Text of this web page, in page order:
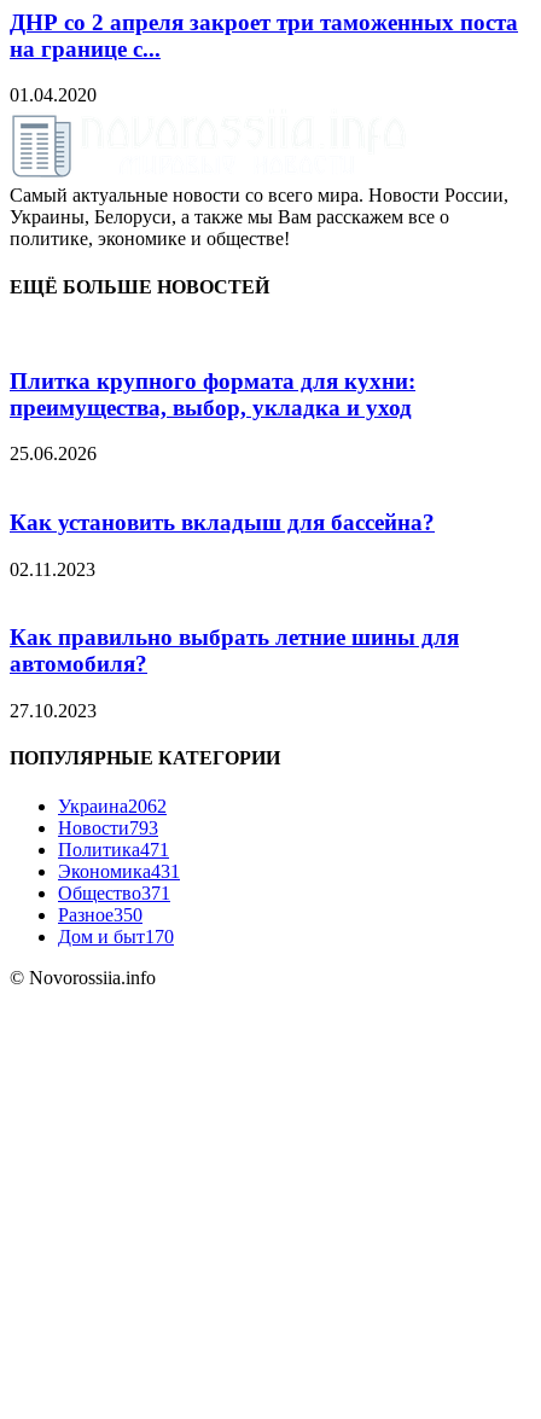
ДНР со 2 апреля закроет три таможенных поста
на границе с...
01.04.2020
Самый актуальные новости со всего мира. Новости России,
Украины, Белоруси, а также мы Вам расскажем все о
политике, экономике и обществе!
ЕЩЁ БОЛЬШЕ НОВОСТЕЙ
Плитка крупного формата для кухни:
преимущества, выбор, укладка и уход
25.06.2026
Как установить вкладыш для бассейна?
02.11.2023
Как правильно выбрать летние шины для
автомобиля?
27.10.2023
ПОПУЛЯРНЫЕ КАТЕГОРИИ
Украина2062
Новости793
Политика471
Экономика431
Общество371
Разное350
Дом и быт170
© Novorossiia.info